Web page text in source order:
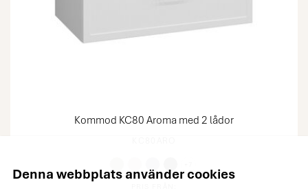
Denna webbplats använder cookies
Kommod KC80 Aroma med 2 lådor